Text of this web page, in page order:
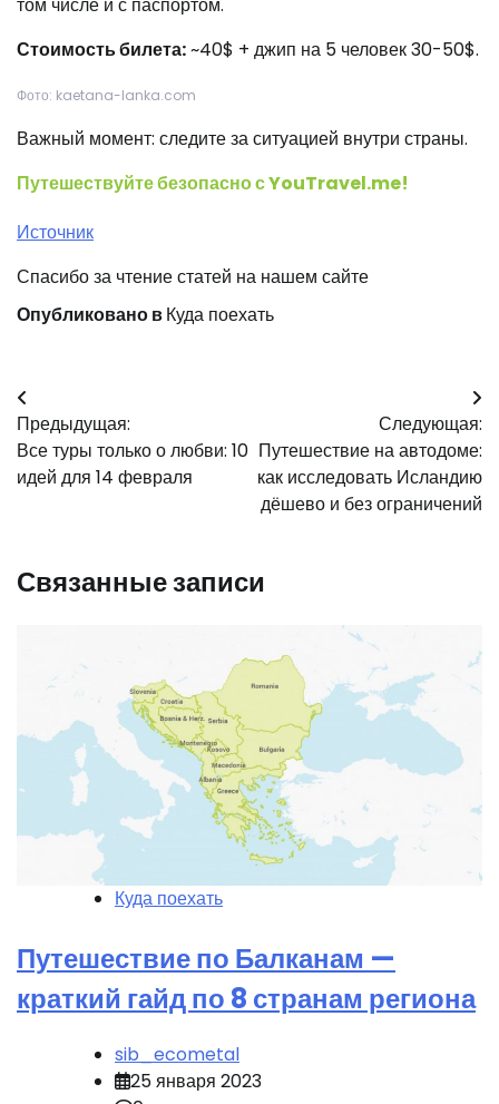
том числе и с паспортом.
Стоимость билета:~40$ + джип на 5 человек 30-50$.
Фото: kaetana-lanka.com
Важный момент: следите за ситуацией внутри страны.
Путешествуйте безопасно с YouTravel.me!
Источник
Спасибо за чтение статей на нашем сайте
Опубликовано вКуда поехать
Навигация
по
записям
Предыдущая:
Все туры только о любви: 10
идей для 14 февраля
Следующая:
Путешествие на автодоме:
как исследовать Исландию
дёшево и без ограничений
Связанные записи
Куда поехать
Путешествие по Балканам —
краткий гайд по 8 странам региона
sib_ecometal
25 января 2023